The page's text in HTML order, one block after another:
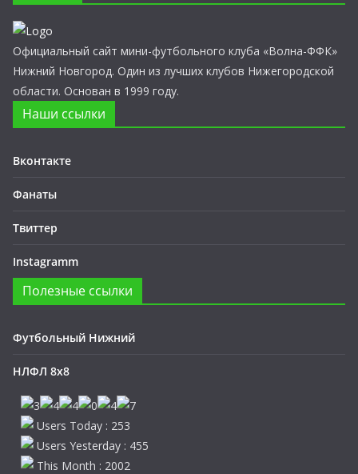
Официальный сайт мини-футбольного клуба «Волна-ФФК»
Нижний Новгород. Один из лучших клубов Нижегородской
области. Основан в 1999 году.
Наши ссылки
Вконтакте
Фанаты
Твиттер
Instagramm
Полезные ссылки
Футбольный Нижний
НЛФЛ 8х8
Users Today : 253
Users Yesterday : 455
This Month : 2002